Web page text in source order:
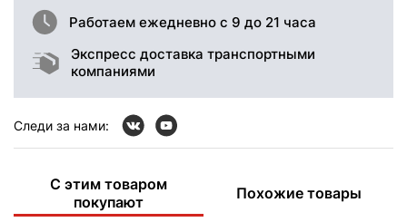
Работаем ежедневно с 9 до 21 часа
Экспресс доставка транспортными
компаниями
Следи за нами:
С этим товаром
покупают
Похожие товары